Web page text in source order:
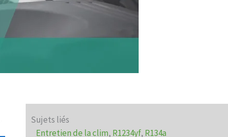
Sujets liés
Entretien de la clim, R1234yf, R134a